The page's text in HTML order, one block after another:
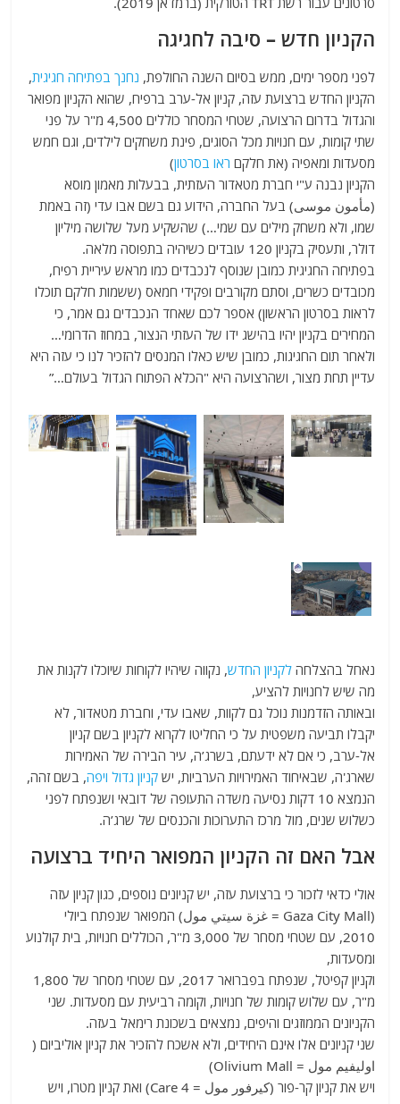
הקניון חדש – סיבה לחגיגה
לפני מספר ימים, ממש בסיום השנה החולפת, נחנך בפתיחה חגיגית,
הקניון החדש ברצועת עזה, קניון אל-ערב ברפיח, שהוא הקניון מפואר
והגדול בדרום הרצועה, שטחי המסחר כוללים 4,500 מ"ר על פני
שתי קומות, עם חנויות מכל הסוגים, פינת משחקים לילדים, וגם חמש
מסעדות ומאפיה (את חלקם ראו בסרטון)
הקניון נבנה ע"י חברת מטאדור העזתית, בבעלות מאמון מוסא
(مأمون موسى) בעל החברה, הידוע גם בשם אבו עדי (זה באמת
שמו, ולא משחק מילים עם שמי…) שהשקיע מעל שלושה מיליון
דולר, ותעסיק בקניון 120 עובדים כשיהיה בתפוסה מלאה.
בפתיחה החגיגית כמובן שנוסף לנכבדים כמו מראש עיריית רפיח,
מכובדים כשרים, וסתם מקורבים ופקידי חמאס (ששמות חלקם תוכלו
לראות בסרטון הראשון) אספר לכם שאחד הנכבדים גם אמר, כי
המחירים בקניון יהיו בהישג ידו של העזתי הנצור, במחוז הדרומי…
ולאחר תום החגיגות, כמובן שיש כאלו המנסים להזכיר לנו כי עזה היא
עדיין תחת מצור, ושהרצועה היא "הכלא הפתוח הגדול בעולם…”
נאחל בהצלחהלקניון החדש, נקווה שיהיו לקוחות שיוכלו לקנות את
מה שיש לחנויות להציע,
ובאותה הזדמנות נוכל גם לקוות, שאבו עדי, וחברת מטאדור, לא
יקבלו תביעה משפטית על כי החליטו לקרוא לקניון בשם קניון
אל-ערב, כי אם לא ידעתם, בשרג’ה, עיר הבירה של האמירות
שארג'ה, שבאיחוד האמירויות הערביות, ישקניון גדול ויפה, בשם זהה,
הנמצא 10 דקות נסיעה משדה התעופה של דובאי ושנפתח לפני
כשלוש שנים, מול מרכז התערוכות והכנסים של שרג’ה.
אבל האם זה הקניון המפואר היחיד ברצועה
אולי כדאי לזכור כי ברצועת עזה, יש קניונים נוספים, כגון קניון עזה
(Gaza City Mall = غزة سيتي مول) המפואר שנפתח ביולי
2010, עם שטחי מסחר של 3,000 מ"ר, הכוללים חנויות, בית קולנוע
ומסעדות,
וקניון קפיטל, שנפתח בפברואר 2017, עם שטחי מסחר של 1,800
מ"ר, עם שלוש קומות של חנויות, וקומה רביעית עם מסעדות. שני
הקניונים הממוזגים והיפים, נמצאים בשכונת רימאל בעזה.
שני קניונים אלו אינם היחידים, ולא אשכח להזכיר את קניון אוליביום (
اوليفيم مول = Olivium Mall)
ויש את קניון קר-פור (كيرفور مول = Care 4) ואת קניון מטרו, ויש